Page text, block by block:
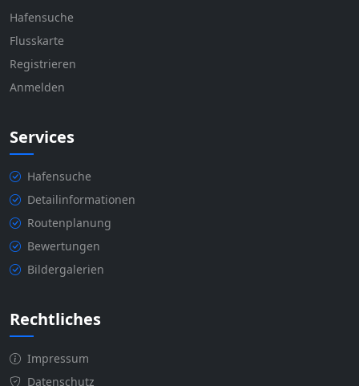
Hafensuche
Flusskarte
Registrieren
Anmelden
Services
Hafensuche
Detailinformationen
Routenplanung
Bewertungen
Bildergalerien
Rechtliches
Impressum
Datenschutz